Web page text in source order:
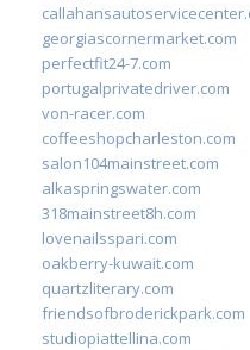
georgiascornermarket.com
perfectfit24-7.com
portugalprivatedriver.com
von-racer.com
coffeeshopcharleston.com
salon104mainstreet.com
alkaspringswater.com
318mainstreet8h.com
lovenailsspari.com
oakberry-kuwait.com
quartzliterary.com
friendsofbroderickpark.com
studiopiattellina.com